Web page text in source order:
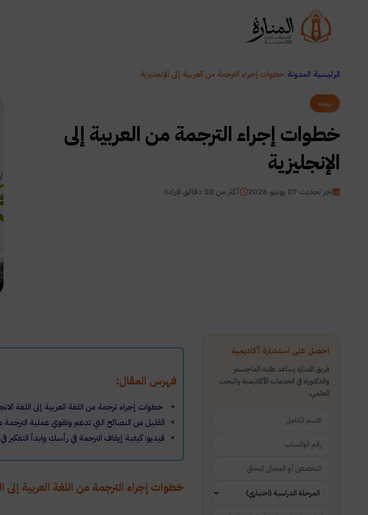
الرئيسية المدونة خطوات إجراء الترجمة من العربية إلى الإنجليزية
ترجمة
خطوات إجراء الترجمة من العربية إلى
الإنجليزية
اخر تحديث 07 يونيو 2026 أكثر من 10 دقائق قراءة
احصل على استشارة أكاديمية
فريق المنارة يساعد طلبة الماجستير
والدكتوراه في الخدمات الأكاديمية والبحث
العلمي.
فهرس المقال:
خطوات إجراء ترجمة من اللغة العربية إلى اللغة
القليل من النصائح التي تدعم وتقوي عملية الترجمة
فيديو: كيفية إيقاف الترجمة في رأسك وابدأ التفكير
خطوات إجراء الترجمة من اللغة العربية إلى